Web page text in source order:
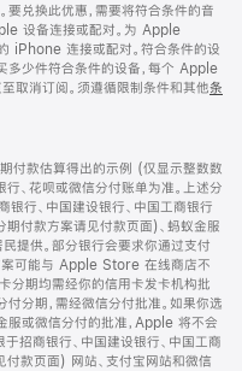
兑换此优惠，需要将符合条件的音
设备连接或配对。为 Apple
iPhone 连接或配对。符合条件的设
多少件符合条件的设备，每个 Apple
取消订阅。须遵循限制条件和其他条
付款估算得出的示例 (仅显示整数数
、花呗或微信分付账单为准。上述分
行、中国建设银行、中国工商银行
期付款方案请见付款页面)、蚂蚁金服
提供。部分银行会要求你通过支付
可能与 Apple Store 在线商店不
分期均需经你的信用卡发卡机构批
付分期，需经微信分付批准。如果你选
服或微信分付的批准，Apple 将不会
招商银行、中国建设银行、中国工商
付款页面) 网站、支付宝网站和微信